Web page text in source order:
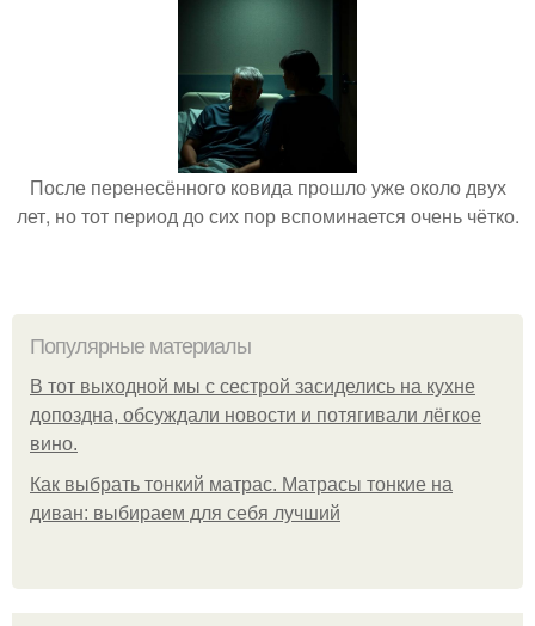
После перенесённого ковида прошло уже около двух
лет, но тот период до сих пор вспоминается очень чётко.
Популярные материалы
В тот выходной мы с сестрой засиделись на кухне
допоздна, обсуждали новости и потягивали лёгкое
вино.
Как выбрать тонкий матрас. Матрасы тонкие на
диван: выбираем для себя лучший